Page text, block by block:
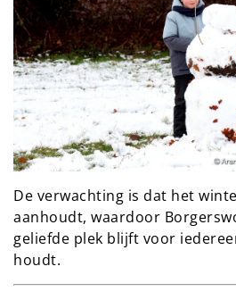
De verwachting is dat het
aanhoudt, waardoor
geliefde plek blijft voor
houdt.